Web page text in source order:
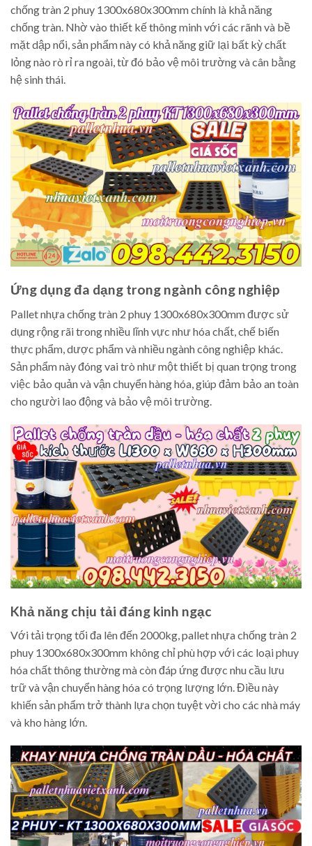
chống tràn 2 phuy 1300x680x300mm chính là khả năng
chống tràn. Nhờ vào thiết kế thông minh với các rãnh và bề
mặt dập nổi, sản phẩm này có khả năng giữ lại bất kỳ chất
lỏng nào rò rỉ ra ngoài, từ đó bảo vệ môi trường và cân bằng
hệ sinh thái.
Ứng dụng đa dạng trong ngành công nghiệp
Pallet nhựa chống tràn 2 phuy 1300x680x300mm được sử
dụng rộng rãi trong nhiều lĩnh vực như hóa chất, chế biến
thực phẩm, dược phẩm và nhiều ngành công nghiệp khác.
Sản phẩm này đóng vai trò như một thiết bị quan trọng trong
việc bảo quản và vận chuyển hàng hóa, giúp đảm bảo an toàn
cho người lao động và bảo vệ môi trường.
Khả năng chịu tải đáng kinh ngạc
Với tải trọng tối đa lên đến 2000kg, pallet nhựa chống tràn 2
phuy 1300x680x300mm không chỉ phù hợp với các loại phuy
hóa chất thông thường mà còn đáp ứng được nhu cầu lưu
trữ và vận chuyển hàng hóa có trọng lượng lớn. Điều này
khiến sản phẩm trở thành lựa chọn tuyệt vời cho các nhà máy
và kho hàng lớn.